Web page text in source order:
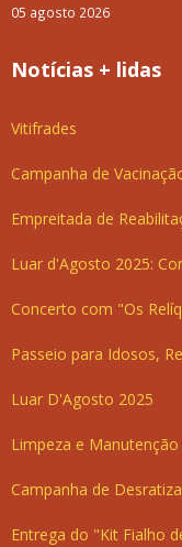
05 agosto 2026
Notícias + lidas
Vitifrades
Campanha de
Empreitada de
Luar d'Agosto 2025:
Concerto com "Os
Passeio para Idosos,
Luar D'Agosto 2025
Limpeza e
Campanha de
Entrega do "Kit Fialho